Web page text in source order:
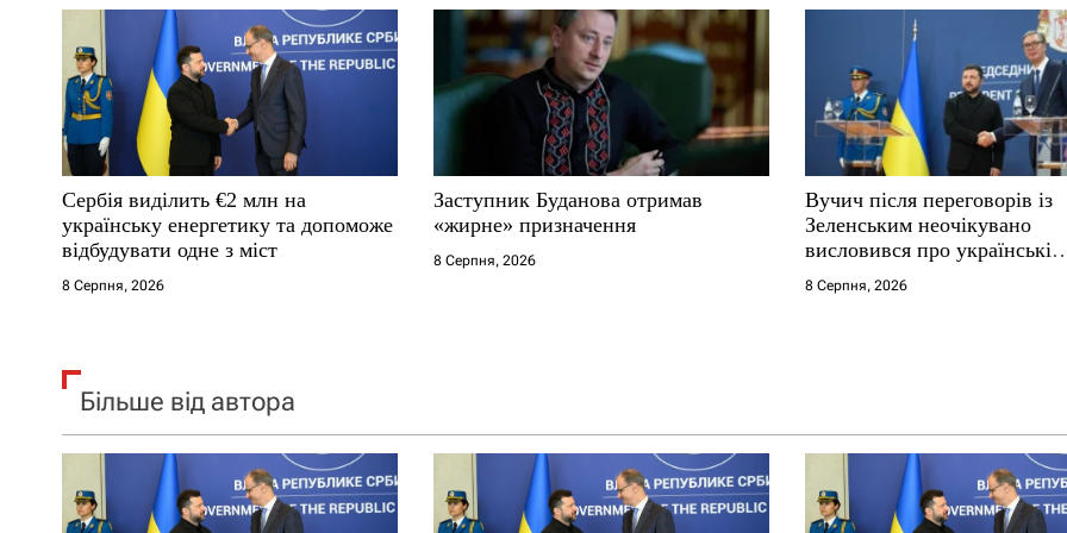
а
п
и
с
і
в
Сербія виділить €2 млн на
українську енергетику та допоможе
відбудувати одне з міст
8 Серпня, 2026
Заступник Буданова отримав
«жирне» призначення
8 Серпня, 2026
Вучич після переговорів із
Зеленським неочікувано
висловився про українські
території
8 Серпня, 2026
Більше від автора